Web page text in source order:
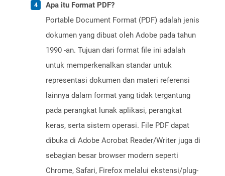
Apa itu Format PDF?
Portable Document Format (PDF) adalah jenis
dokumen yang dibuat oleh Adobe pada tahun
1990 -an. Tujuan dari format file ini adalah
untuk memperkenalkan standar untuk
representasi dokumen dan materi referensi
lainnya dalam format yang tidak tergantung
pada perangkat lunak aplikasi, perangkat
keras, serta sistem operasi. File PDF dapat
dibuka di Adobe Acrobat Reader/Writer juga di
sebagian besar browser modern seperti
Chrome, Safari, Firefox melalui ekstensi/plug-